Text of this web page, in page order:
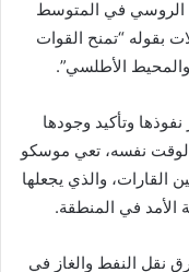
الروسي في المتوسط
بقوله “تمنح القوات
الأطلسي”.
وتأكيد وجودها
نفسه، تعي موسكو
القارات، والذي يجعلها
الأمد في المنطقة.
نقل النفط والغاز في